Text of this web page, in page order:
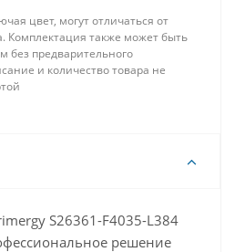
цвет, могут отличаться от
Комплектация также может быть
без предварительного
и количество товара не
S26361-F4035-L384
решение